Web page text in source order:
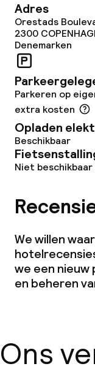
Ontbijt à
Lunch à la
Diner à la
Vroeg
Speciale
Adres
Orestads
2300
Denemarken
Parkeren op
extra kosten
Opladen
Beschikbaar
Niet
We willen
we een
en beheren
Ons